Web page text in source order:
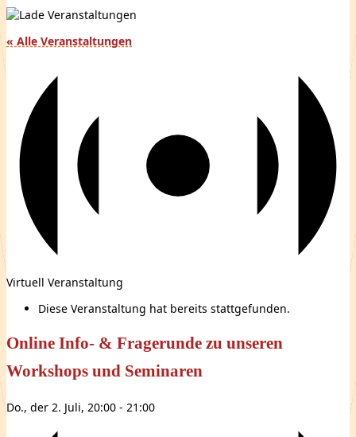
« Alle Veranstaltungen
Virtuell Veranstaltung
Diese Veranstaltung hat bereits stattgefunden.
Online Info- & Fragerunde zu unseren
Workshops und Seminaren
Do., der 2. Juli, 20:00 - 21:00